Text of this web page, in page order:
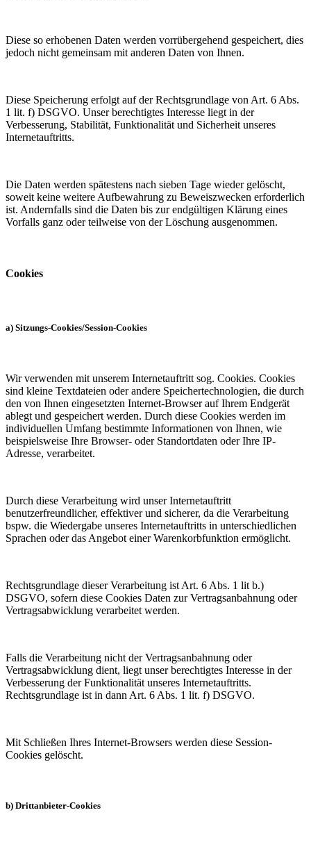
Diese so erhobenen Daten werden vorrübergehend gespeichert, dies
jedoch nicht gemeinsam mit anderen Daten von Ihnen.
Diese Speicherung erfolgt auf der Rechtsgrundlage von Art. 6 Abs.
1 lit. f) DSGVO. Unser berechtigtes Interesse liegt in der
Verbesserung, Stabilität, Funktionalität und Sicherheit unseres
Internetauftritts.
Die Daten werden spätestens nach sieben Tage wieder gelöscht,
soweit keine weitere Aufbewahrung zu Beweiszwecken erforderlich
ist. Andernfalls sind die Daten bis zur endgültigen Klärung eines
Vorfalls ganz oder teilweise von der Löschung ausgenommen.
Cookies
a) Sitzungs-Cookies/Session-Cookies
Wir verwenden mit unserem Internetauftritt sog. Cookies. Cookies
sind kleine Textdateien oder andere Speichertechnologien, die durch
den von Ihnen eingesetzten Internet-Browser auf Ihrem Endgerät
ablegt und gespeichert werden. Durch diese Cookies werden im
individuellen Umfang bestimmte Informationen von Ihnen, wie
beispielsweise Ihre Browser- oder Standortdaten oder Ihre IP-
Adresse, verarbeitet.
Durch diese Verarbeitung wird unser Internetauftritt
benutzerfreundlicher, effektiver und sicherer, da die Verarbeitung
bspw. die Wiedergabe unseres Internetauftritts in unterschiedlichen
Sprachen oder das Angebot einer Warenkorbfunktion ermöglicht.
Rechtsgrundlage dieser Verarbeitung ist Art. 6 Abs. 1 lit b.)
DSGVO, sofern diese Cookies Daten zur Vertragsanbahnung oder
Vertragsabwicklung verarbeitet werden.
Falls die Verarbeitung nicht der Vertragsanbahnung oder
Vertragsabwicklung dient, liegt unser berechtigtes Interesse in der
Verbesserung der Funktionalität unseres Internetauftritts.
Rechtsgrundlage ist in dann Art. 6 Abs. 1 lit. f) DSGVO.
Mit Schließen Ihres Internet-Browsers werden diese Session-
Cookies gelöscht.
b) Drittanbieter-Cookies